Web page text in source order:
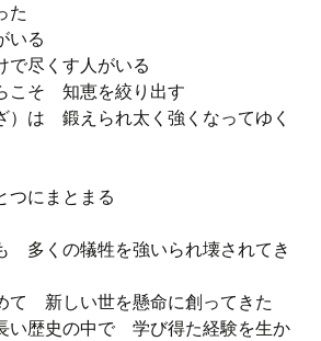
た
いる
尽くす人がいる
こそ 知恵を絞り出す
）は 鍛えられ太く強くなってゆく
にまとまる
多くの犠牲を強いられ壊されてき
新しい世を懸命に創ってきた
い歴史の中で 学び得た経験を生か